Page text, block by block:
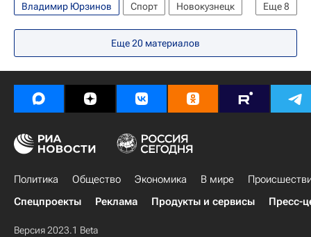
Еще8
Владимир Юрзинов Спорт
Новокузнецк
Европа
Сибирский ФО
Весь мир
Кемеровская область
Герман Титов
ХК Металлург (Новокузнецк)
Салават Юлаев
Россия
Еще20 материалов
Политика Общество Экономика В мире
Спецпроекты
Реклама Продукты и сервисы Пресс-
Версия 2023.1 Beta